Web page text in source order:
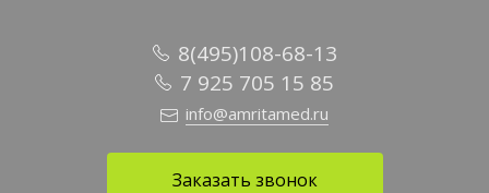
8(495)108-68-13
7 925 705 15 85
info@amritamed.ru
Заказать звонок